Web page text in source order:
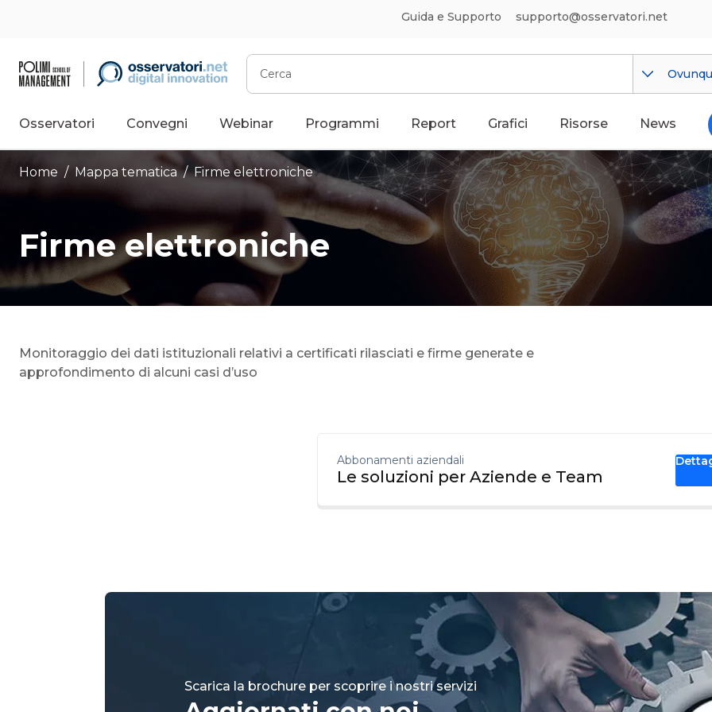
Guida e Supporto supporto@osservatori.net
Cerca
Osservatori Convegni Webinar Programmi Report Grafici Risorse News
Home / Mappa tematica /Firme elettroniche
Firme elettroniche
Monitoraggio dei dati istituzionali relativi a certificati rilasciati e firme generate e
approfondimento di alcuni casi d’uso
Abbonamenti aziendali
Le soluzioni per Aziende e Team
Scarica la brochure per scoprire i nostri servizi